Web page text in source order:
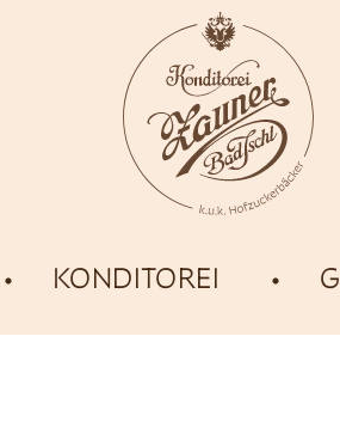
KONDITOREI